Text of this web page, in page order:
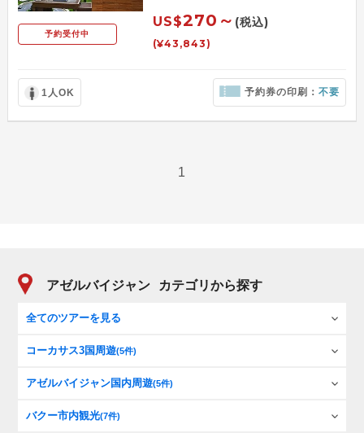
予約受付中
US$270～ (税込)
(¥43,843)
1人OK 予約券の印刷：不要
1
アゼルバイジャン カテゴリから探す
全てのツアーを見る
コーカサス3国周遊(5件)
アゼルバイジャン国内周遊(5件)
バクー市内観光(7件)